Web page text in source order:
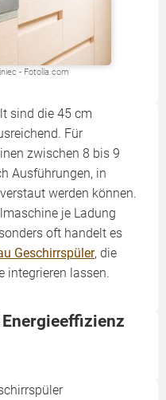
- Fotolia.com
sind die 45 cm
Für
zwischen 8 bis 9
Ausführungen, in
werden können.
je Ladung
oft handelt es
Geschirrspüler, die
integrieren lassen.